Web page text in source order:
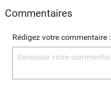
Commentaires
Rédigez votre commentaire :